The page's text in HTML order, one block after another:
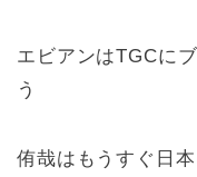
エビアンはTGCに
う
侑哉はもうすぐ日